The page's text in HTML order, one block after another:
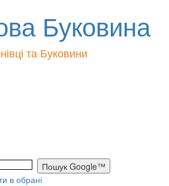
Буковина
та Буковини
в обрані